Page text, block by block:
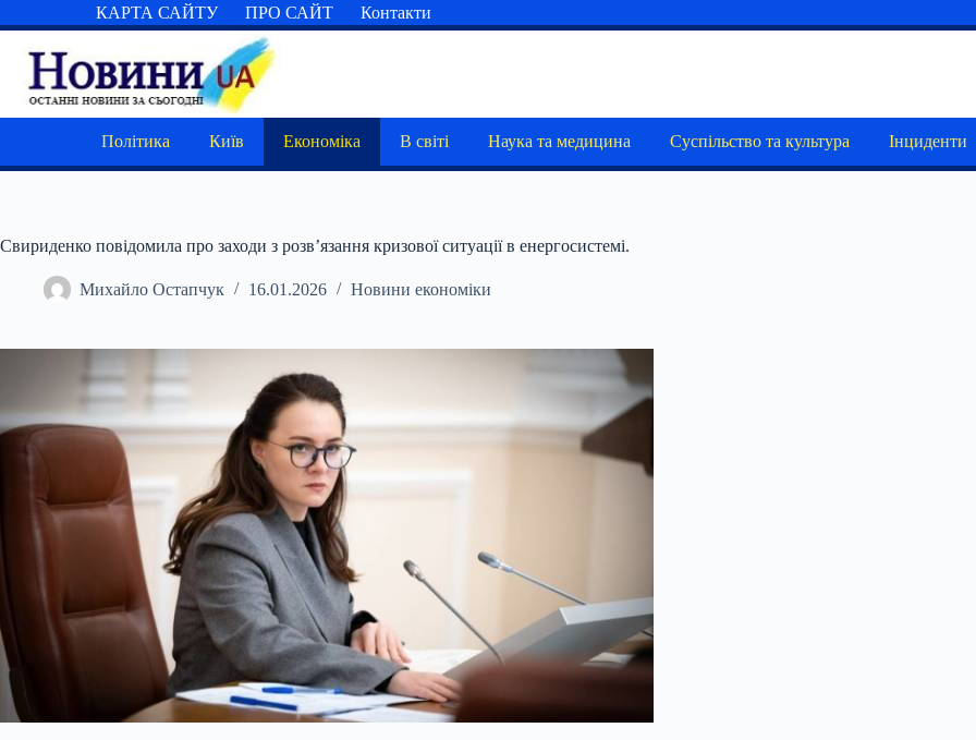
до
вмісту
КАРТА САЙТУ ПРО САЙТ Контакти
Політика Київ Економіка В світі Наука та медицина Суспільство та культура Інциденти
Свириденко повідомила про заходи з розв’язання кризової ситуації в енергосистемі.
Михайло Остапчук 16.01.2026 Новини економіки